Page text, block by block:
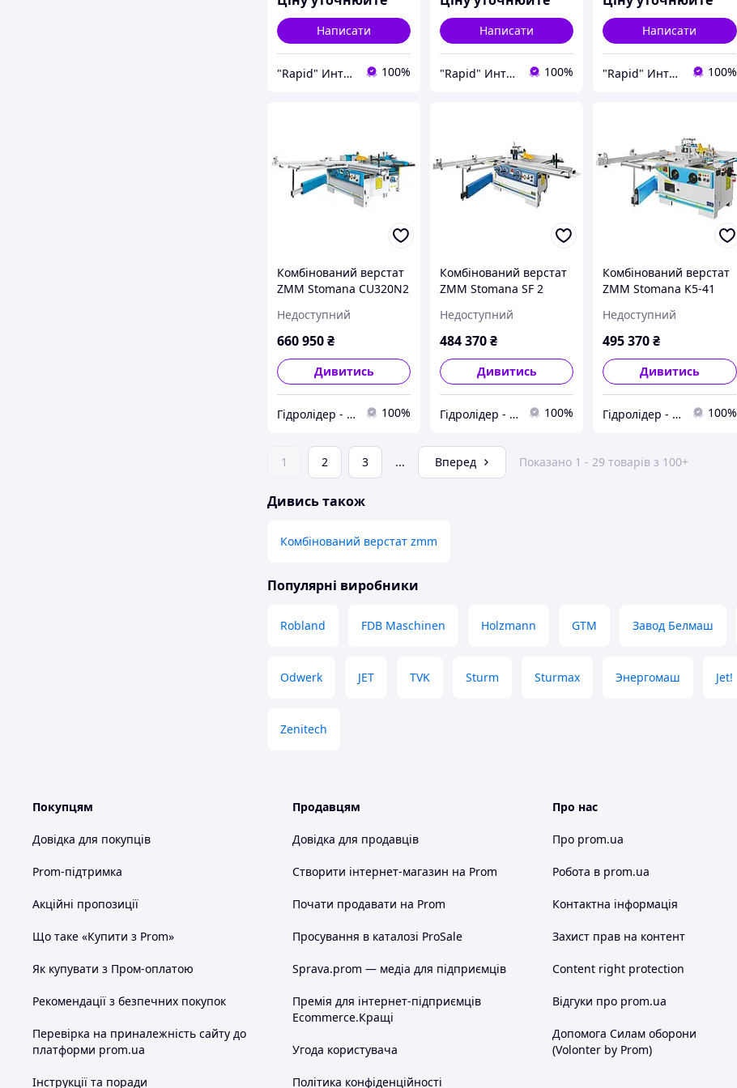
Написати
"Rapid" Интернет-магазин деревообрабатывающего инструмента 100%
Написати
"Rapid" Интернет-магазин деревообрабатывающего инструмента 100%
Написати
"Rapid" Интернет-магазин деревообрабатывающего инструмента 100%
Комбінований верстат
ZMM Stomana CU320N2
Недоступний
660 950₴
Дивитись
Гідролідер - агротехніка, промислове та будівельне обладнання 100%
Комбінований верстат
ZMM Stomana SF 2
Недоступний
484 370₴
Дивитись
Гідролідер - агротехніка, промислове та будівельне обладнання 100%
Комбінований верстат
ZMM Stomana K5-41
Недоступний
495 370₴
Дивитись
Гідролідер - агротехніка, промислове та будівельне обладнання 100%
1 2 3 ... Вперед Показано 1 - 29 товарів з 100+
Дивись також
Комбінований верстат zmm
Популярні виробники
Robland FDB Maschinen Holzmann GTM Завод Белмаш
Odwerk JET TVK Sturm Sturmax Энергомаш Jet!
Zenitech
Покупцям
Довідка для покупців
Prom-підтримка
Акційні пропозиції
Що таке «Купити з Prom»
Як купувати з Пром-оплатою
Рекомендації з безпечних покупок
Перевірка на приналежність сайту до
платформи prom.ua
Інструкції та поради
Продавцям
Довідка для продавців
Створити інтернет-магазин на Prom
Почати продавати на Prom
Просування в каталозі ProSale
Sprava.prom — медіа для підприємців
Премія для інтернет-підприємців
Ecommerce.Кращі
Угода користувача
Політика конфіденційності
Про нас
Про prom.ua
Робота в prom.ua
Контактна інформація
Захист прав на контент
Content right protection
Відгуки про prom.ua
Допомога Силам оборони
(Volonter by Prom)